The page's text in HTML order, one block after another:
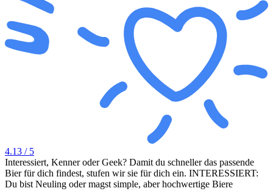
4.13 / 5
Interessiert, Kenner oder Geek? Damit du schneller das passende
Bier für dich findest, stufen wir sie für dich ein. INTERESSIERT:
Du bist Neuling oder magst simple, aber hochwertige Biere